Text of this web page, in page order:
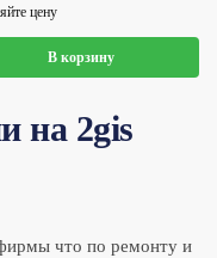
цену
В корзину
на 2gis
что по ремонту и